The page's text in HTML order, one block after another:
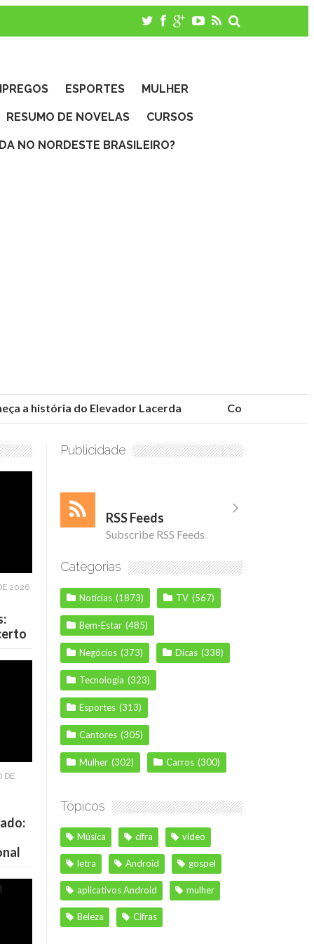
ESPORTES MULHER
RESUMO DE NOVELAS CURSOS
NO NORDESTE BRASILEIRO?
a história do Elevador Lacerda Conheça as
2026
DE
Publicidade
RSS Feeds
Subscribe RSS Feeds
Categorias
Notícias (1873) TV (567)
Bem-Estar (485)
Negócios (373) Dicas (338)
Tecnologia (323)
Esportes (313)
Cantores (305)
Mulher (302) Carros (300)
Tópicos
Música cifra vídeo
letra Android gospel
aplicativos Android mulher
Beleza Cifras